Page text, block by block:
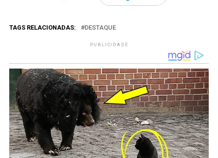
TAGS RELACIONADAS: DESTAQUE
PUBLICIDADE